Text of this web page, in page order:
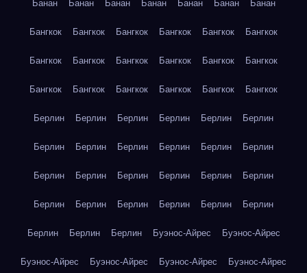
Банан Банан Банан Банан Банан Банан Банан
Бангкок Бангкок Бангкок Бангкок Бангкок Бангкок
Бангкок Бангкок Бангкок Бангкок Бангкок Бангкок
Бангкок Бангкок Бангкок Бангкок Бангкок Бангкок
Берлин Берлин Берлин Берлин Берлин Берлин
Берлин Берлин Берлин Берлин Берлин Берлин
Берлин Берлин Берлин Берлин Берлин Берлин
Берлин Берлин Берлин Берлин Берлин Берлин
Берлин Берлин Берлин Буэнос-Айрес Буэнос-Айрес
Буэнос-Айрес Буэнос-Айрес Буэнос-Айрес Буэнос-Айрес